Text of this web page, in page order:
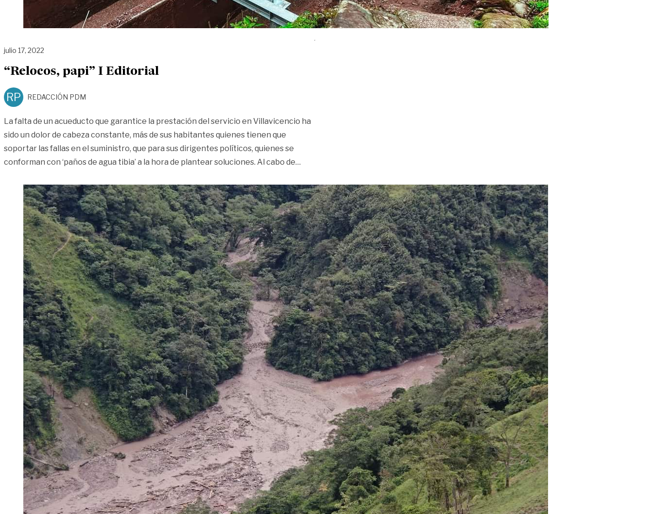
julio 17, 2022
“Relocos, papi” I Editorial
RP REDACCIÓN PDM
La falta de un acueducto que garantice la prestación del servicio en Villavicencio ha
sido un dolor de cabeza constante, más de sus habitantes quienes tienen que
soportar las fallas en el suministro, que para sus dirigentes políticos, quienes se
conforman con ‘paños de agua tibia’ a la hora de plantear soluciones. Al cabo de…